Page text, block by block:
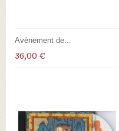
Avènement de...
36,00 €